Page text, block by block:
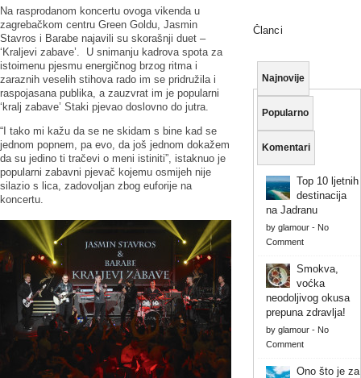
Na rasprodanom koncertu ovoga vikenda u
zagrebačkom centru Green Goldu, Jasmin
Stavros i Barabe najavili su skorašnji duet –
‘Kraljevi zabave’. U snimanju kadrova spota za
istoimenu pjesmu energičnog brzog ritma i
zaraznih veselih stihova rado im se pridružila i
raspojasana publika, a zauzvrat im je popularni
‘kralj zabave’ Staki pjevao doslovno do jutra.
“I tako mi kažu da se ne skidam s bine kad se
jednom popnem, pa evo, da još jednom dokažem
da su jedino ti tračevi o meni istiniti”, istaknuo je
popularni zabavni pjevač kojemu osmijeh nije
silazio s lica, zadovoljan zbog euforije na
koncertu.
Članci
Najnovije
Popularno
Komentari
Top 10 ljetnih
destinacija
na Jadranu
by glamour- No
Comment
Smokva,
voćka
neodoljivog okusa
prepuna zdravlja!
by glamour- No
Comment
Ono što je za